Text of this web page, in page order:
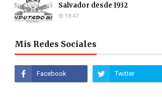
Salvador desde 1932
18:47
Mis Redes Sociales